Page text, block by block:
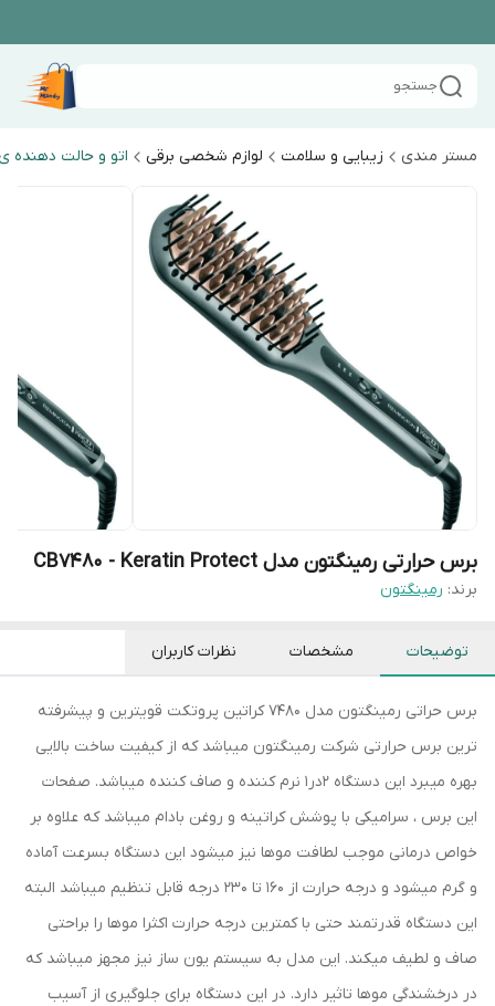
جستجو
مستر مندی زیبایی و سلامت لوازم شخصی برقی اتو و حالت دهنده
برس حرارتی رمینگتون مدل CB7480 - Keratin Protect
برند: رمینگتون
توضیحات مشخصات نظرات کاربران
برس حراتی رمینگتون مدل 7480 کراتین پروتکت قویترین و پیشرفته
ترین برس حرارتی شرکت رمینگتون میباشد که از کیفیت ساخت بالایی
بهره میبرد این دستگاه 2در1 نرم کننده و صاف کننده میباشد. صفحات
این برس ، سرامیکی با پوشش کراتینه و روغن بادام میباشد که علاوه بر
خواص درمانی موجب لطافت موها نیز میشود این دستگاه بسرعت آماده
و گرم میشود و درجه حرارت از 160 تا 230 درجه قابل تنظیم میباشد البته
این دستگاه قدرتمند حتی با کمترین درجه حرارت اکثرا موها را براحتی
صاف و لطیف میکند. این مدل به سیستم یون ساز نیز مجهز میباشد که
در درخشندگی موها تاثیر دارد. در این دستگاه برای جلوگیری از آسیب